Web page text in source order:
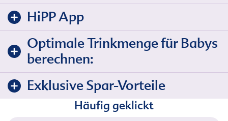
HiPP App
Optimale Trinkmenge für Babys
berechnen:
Exklusive Spar-Vorteile
Häufig geklickt